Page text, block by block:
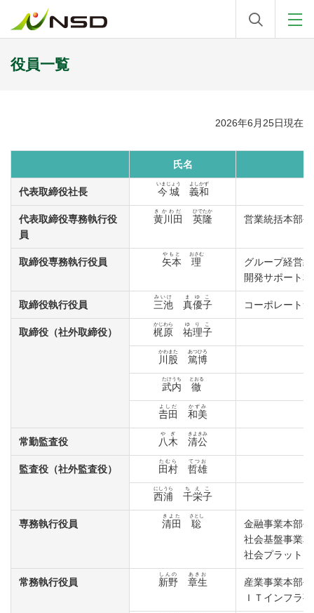
役員一覧
2026年6月25日現在
氏名
代表取締役社長 今城
いまじょう
義和
よしかず
代表取締役専務執行役
員
黄川田
きかわだ
英隆
ひでたか
営業統括本部長
取締役専務執行役員 矢本
やもと
理
おさむ
グループ経営
開発サポート
取締役執行役員 三池
みいけ
真優子
まゆこ
コーポレート
取締役（社外取締役） 梶原
かじわら
祐理子
ゆりこ
川股
かわまた
篤博
あつひろ
武内
たけうち
徹
とおる
𠮷田
よしだ
和美
かずみ
常勤監査役 八木
やぎ
清公
きよきみ
監査役（社外監査役） 田村
たむら
哲雄
てつお
西浦
にしうら
千栄子
ちえこ
専務執行役員 清田
きよた
聡
さとし
金融事業本部長
社会基盤事業
社会プラット
常務執行役員 新野
しんの
章生
あきお
産業事業本部長
ＩＴインフラ